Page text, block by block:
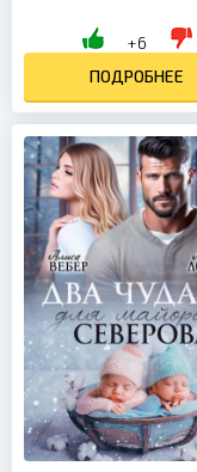
случился за десять
праздника. Снежана...
+6
ПОДРОБНЕЕ